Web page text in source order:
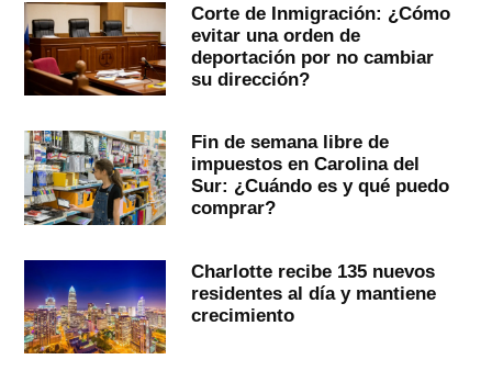
Corte de Inmigración: ¿Cómo
evitar una orden de
deportación por no cambiar
su dirección?
Fin de semana libre de
impuestos en Carolina del
Sur: ¿Cuándo es y qué puedo
comprar?
Charlotte recibe 135 nuevos
residentes al día y mantiene
crecimiento